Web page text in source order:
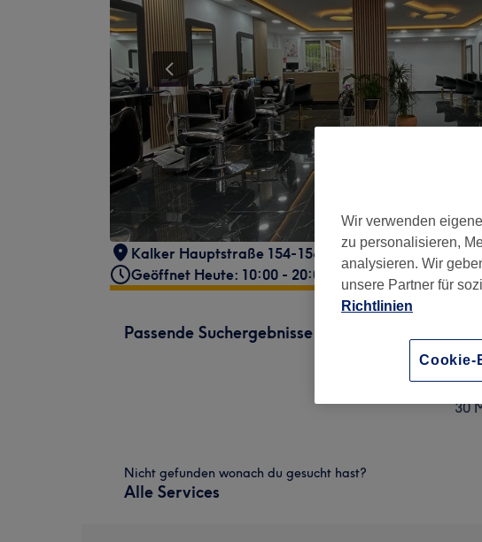
Kalker Hauptstraße 154-156 Kalk , Köln, 51103
Geöffnet Heute: 10:00 - 20:00
Passende Suchergebnisse
30
30
Nicht gefunden wonach du gesucht hast?
Alle Services
Wir verwenden
zu personalisieren,
analysieren. Wir
unsere Partner für
Richtlinien
Cookie-